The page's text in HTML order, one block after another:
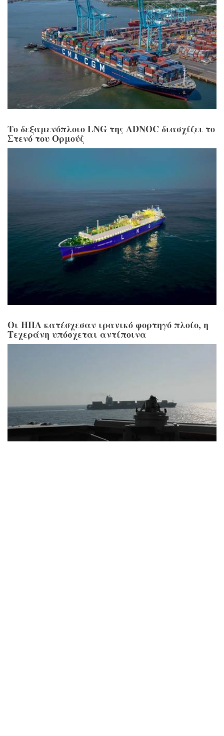
Το δεξαμενόπλοιο LNG της ADNOC διασχίζει το
Στενό του Ορμούζ
Οι ΗΠΑ κατέσχεσαν ιρανικό φορτηγό πλοίο, η
Τεχεράνη υπόσχεται αντίποινα